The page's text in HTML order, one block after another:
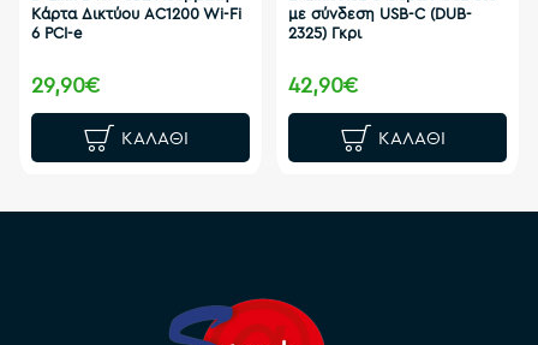
Κάρτα Δικτύου AC1200 Wi-Fi
6 PCI-e
29,90€
ΚΑΛΆΘΙ
με σύνδεση USB-C (DUB-
2325) Γκρι
42,90€
ΚΑΛΆΘΙ